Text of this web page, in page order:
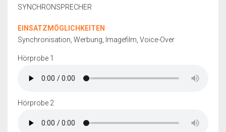
SYNCHRONSPRECHER
EINSATZMÖGLICHKEITEN
Synchronisation, Werbung, Imagefilm, Voice-Over
Hörprobe 1
Hörprobe 2